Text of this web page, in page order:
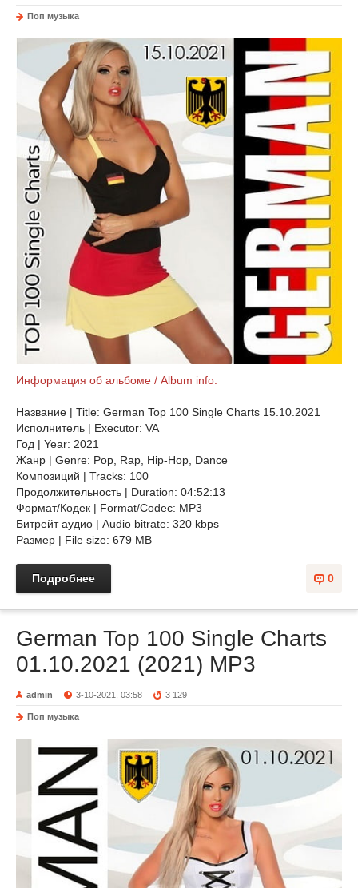
Поп музыка
Информация об альбоме / Album info:
Название | Title: German Top 100 Single Charts 15.10.2021
Исполнитель | Executor: VA
Год | Year: 2021
Жанр | Genre: Pop, Rap, Hip-Hop, Dance
Композиций | Tracks: 100
Продолжительность | Duration: 04:52:13
Формат/Кодек | Format/Codec: MP3
Битрейт аудио | Audio bitrate: 320 kbps
Размер | File size: 679 MB
0
Подробнее
German Top 100 Single Charts
01.10.2021 (2021) MP3
admin 3-10-2021, 03:58 3 129
Поп музыка